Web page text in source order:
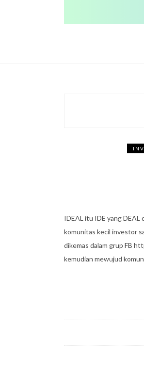
IDEAL itu IDE yang DEAL
komunitas kecil investor
dikemas dalam grup FB
kemudian mewujud